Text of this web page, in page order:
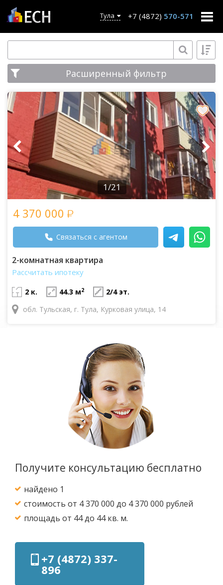
Тула +7 (4872) 570-571
Расширенный фильтр
1/21
4 370 000
Связаться с агентом
2-комнатная квартира
Рассчитать ипотеку
2 к. 44.3 м2
2/4 эт.
обл. Тульская, г. Тула, Курковая улица, 14
Получите консультацию бесплатно
найдено 1
стоимость от 4 370 000 до 4 370 000 рублей
площадь от 44 до 44 кв. м.
+7 (4872) 337-
896